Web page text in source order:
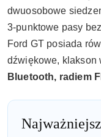
dwuosobowe
3-punktowe pasy
Ford GT posiada
dźwiękowe, klakson
Bluetooth, radiem